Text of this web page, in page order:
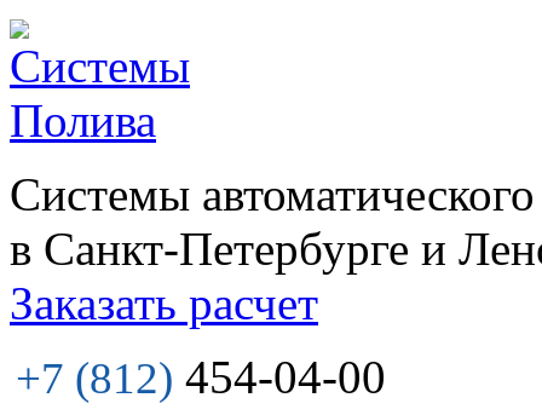
Системы
в Санкт-Петербурге и
Заказать расчет
+7 (812) 454-04-00